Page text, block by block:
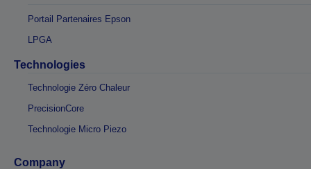
Portail Partenaires Epson
LPGA
Technologies
Technologie Zéro Chaleur
PrecisionCore
Technologie Micro Piezo
Company